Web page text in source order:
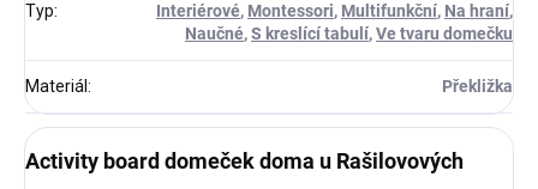
Typ:
Interiérové, Montessori, Multifunkční, Na hraní,
Naučné,S kreslící tabulí,Ve tvaru domečku
Materiál: Překližka
Activity board domeček doma u Rašilovových